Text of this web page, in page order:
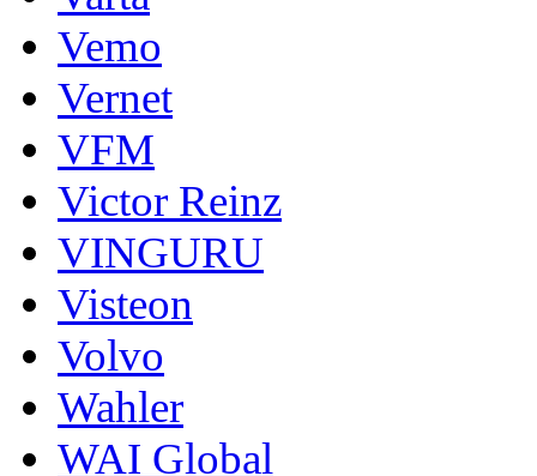
Vemo
Vernet
VFM
Victor Reinz
VINGURU
Visteon
Volvo
Wahler
WAI Global